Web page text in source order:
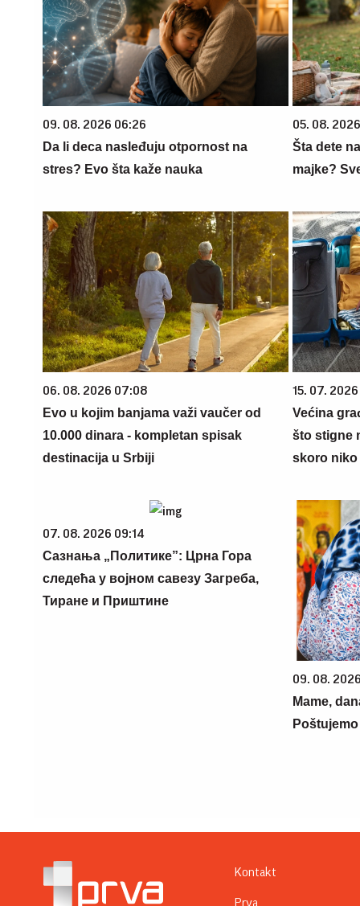
09. 08. 2026 06:26
Da li deca nasleđuju otpornost na
stres? Evo šta kaže nauka
05. 08.
Šta dete
majke?
06. 08. 2026 07:08
Evo u kojim banjama važi vaučer od
10.000 dinara - kompletan spisak
destinacija u Srbiji
15. 07.
Većina
što stigne
skoro niko
07. 08. 2026 09:14
Сазнања „Политике”: Црна Гора
следећа у војном савезу Загреба,
Тиране и Приштине
09. 08.
Mame,
Kontakt
Prva